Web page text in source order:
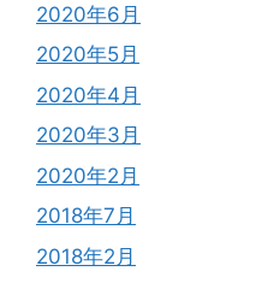
2020年6月
2020年5月
2020年4月
2020年3月
2020年2月
2018年7月
2018年2月